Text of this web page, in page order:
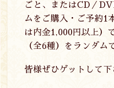
ごと、またはCD／
ムをご購入・ご予約1
は内金1,000円以上）
（全6種）をランダ
皆様ぜひゲットして